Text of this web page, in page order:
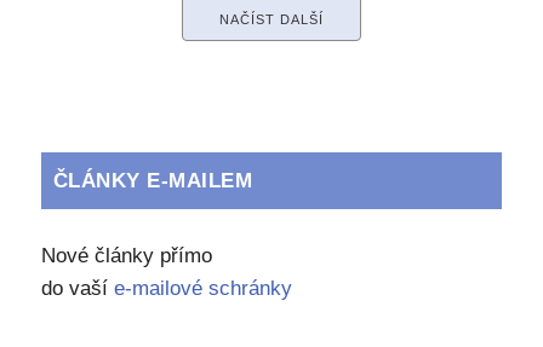
NAČÍST DALŠÍ
ČLÁNKY E-MAILEM
Nové články přímo
do vaší e-mailové schránky